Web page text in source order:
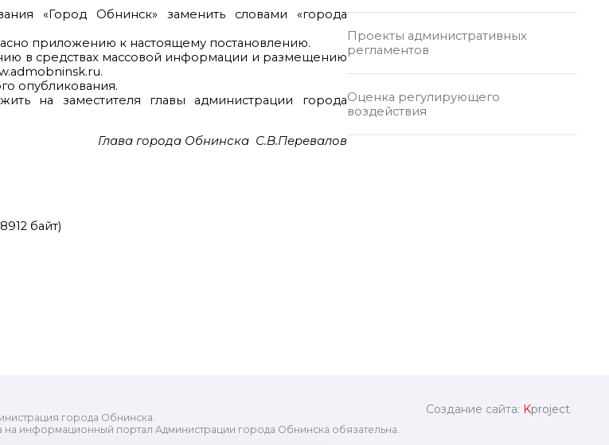
«Город Обнинск» заменить словами «города
приложению к настоящему постановлению.
в средствах массовой информации и размещению
опубликования.
на заместителя главы администрации города
Глава города Обнинска С.В.Перевалов
байт)
Проекты административных
регламентов
Оценка регулирующего
воздействия
города Обнинска.
информационный портал Администрации города Обнинска обязательна.
Создание сайта: Kproject